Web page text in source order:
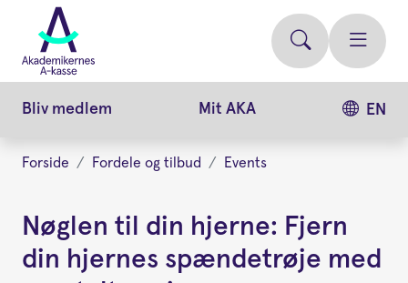
videre
hovedindhold
Bliv medlem Mit AKA EN
Forside Fordele og tilbud Events
Nøglen til din hjerne: Fjern
din hjernes spændetrøje med